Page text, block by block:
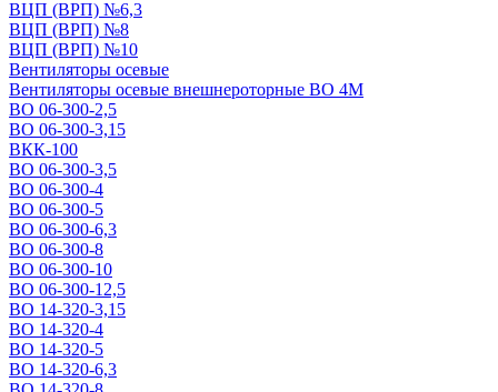
ВЦП (ВРП) №6,3
ВЦП (ВРП) №8
ВЦП (ВРП) №10
Вентиляторы осевые
Вентиляторы осевые внешнероторные ВО 4М
ВО 06-300-2,5
ВО 06-300-3,15
ВКК-100
ВО 06-300-3,5
ВО 06-300-4
ВО 06-300-5
ВО 06-300-6,3
ВО 06-300-8
ВО 06-300-10
ВО 06-300-12,5
ВО 14-320-3,15
ВО 14-320-4
ВО 14-320-5
ВО 14-320-6,3